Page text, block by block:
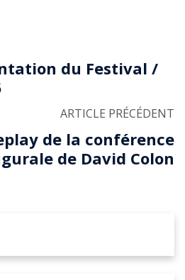
du Festival /
ARTICLE PRÉCÉDENT
de la conférence
de David Colon